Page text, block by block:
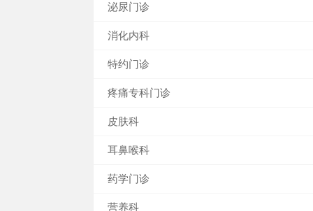
泌尿门诊
消化内科
特约门诊
疼痛专科门诊
皮肤科
耳鼻喉科
药学门诊
营养科